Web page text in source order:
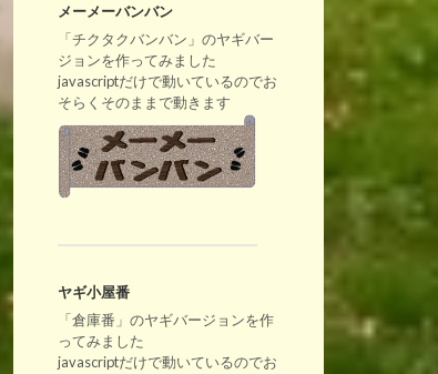
メーメーバンバン
「チクタクバンバン」のヤギバー
ジョンを作ってみました
javascriptだけで動いているのでお
そらくそのままで動きます
ヤギ小屋番
「倉庫番」のヤギバージョンを作
ってみました
javascriptだけで動いているのでお